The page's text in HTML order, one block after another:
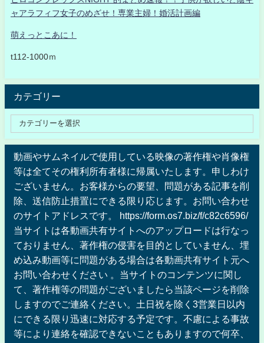
ャアラフィフ女子のめざせ！専業主婦！婚活計画編
萌えっとこあに！
t112-1000ｍ
カテゴリー
動画やサムネイルで使用している映像の著作権や肖像権
等は全てその権利所有者様に帰属いたします。申しわけ
ございません。お客様からの要望、問題がある記事を削
除、送信防止措置にできる限り応じます。お問い合わせ
のサイトアドレスです。 https://form.os7.biz/f/c82c6596/
当サイトは各動画共有サイトへのアップロードは行なっ
ておりません、著作権の侵害を目的としていません、埋
め込み動画等に問題がある場合は各動画共有サイト元へ
お問い合わせください 。当サイトのコンテンツに関し
て、著作権等の問題がございましたら当該ページを削除
しますのでご連絡ください。土日祝を除く3営業日以内
にできる限り迅速に対応する予定です。不慮による事故
等により連絡を確認できないこともありますので何卒、